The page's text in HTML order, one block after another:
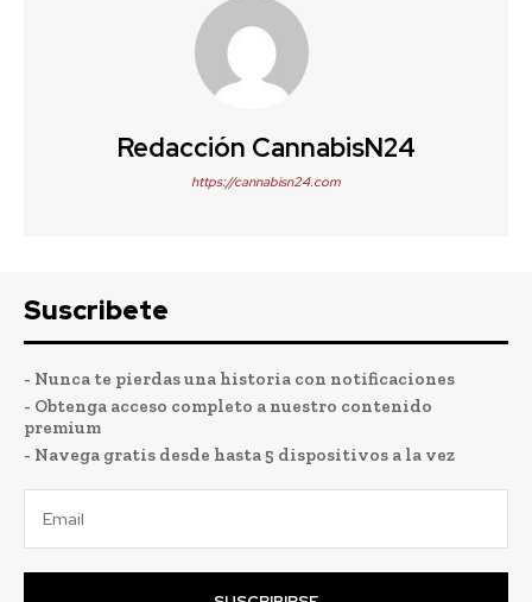
Redacción CannabisN24
https://cannabisn24.com
Suscribete
- Nunca te pierdas una historia con notificaciones
- Obtenga acceso completo a nuestro contenido
premium
- Navega gratis desde hasta 5 dispositivos a la vez